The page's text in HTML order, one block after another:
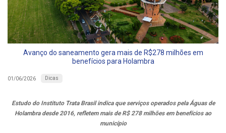
Avanço do saneamento gera mais de R$278 milhões em
benefícios para Holambra
01/06/2026 Dicas
Estudo do Instituto Trata Brasil indica que serviços operados pela Águas de
Holambra desde 2016, refletem mais de R$ 278 milhões em benefícios ao
município